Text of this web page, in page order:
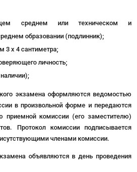
среднем или техническом и
образовании (подлинник);
3 x 4 сантиметра;
личность;
экзамена оформляются ведомостью
в произвольной форме и передаются
приемной комиссии (его заместителю)
Протокол комиссии подписывается
членами комиссии.
объявляются в день проведения